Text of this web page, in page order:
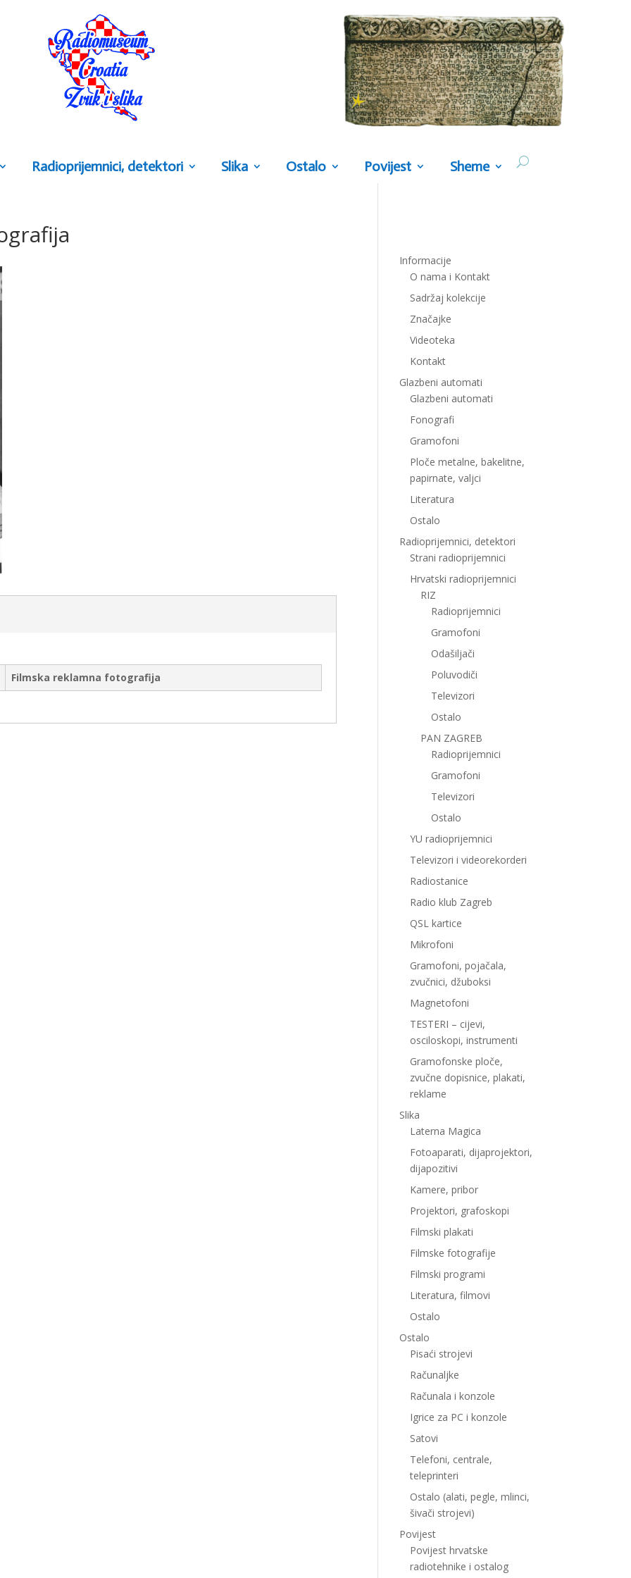
Radioprijemnici, detektori Slika Ostalo Povijest Sheme
Filmska reklamna fotografija
Informacije
O nama i Kontakt
Sadržaj kolekcije
Značajke
Videoteka
Kontakt
Glazbeni automati
Glazbeni automati
Fonografi
Gramofoni
Ploče metalne, bakelitne,
papirnate, valjci
Literatura
Ostalo
Radioprijemnici, detektori
Strani radioprijemnici
Hrvatski radioprijemnici
RIZ
Radioprijemnici
Gramofoni
Odašiljači
Poluvodiči
Televizori
Ostalo
PAN ZAGREB
Radioprijemnici
Gramofoni
Televizori
Ostalo
YU radioprijemnici
Televizori i videorekorderi
Radiostanice
Radio klub Zagreb
QSL kartice
Mikrofoni
Gramofoni, pojačala,
zvučnici, džuboksi
Magnetofoni
TESTERI – cijevi,
osciloskopi, instrumenti
Gramofonske ploče,
zvučne dopisnice, plakati,
reklame
Slika
Laterna Magica
Fotoaparati, dijaprojektori,
dijapozitivi
Kamere, pribor
Projektori, grafoskopi
Filmski plakati
Filmske fotografije
Filmski programi
Literatura, filmovi
Ostalo
Ostalo
Pisaći strojevi
Računaljke
Računala i konzole
Igrice za PC i konzole
Satovi
Telefoni, centrale,
teleprinteri
Ostalo (alati, pegle, mlinci,
šivači strojevi)
Povijest
Povijest hrvatske
radiotehnike i ostalog